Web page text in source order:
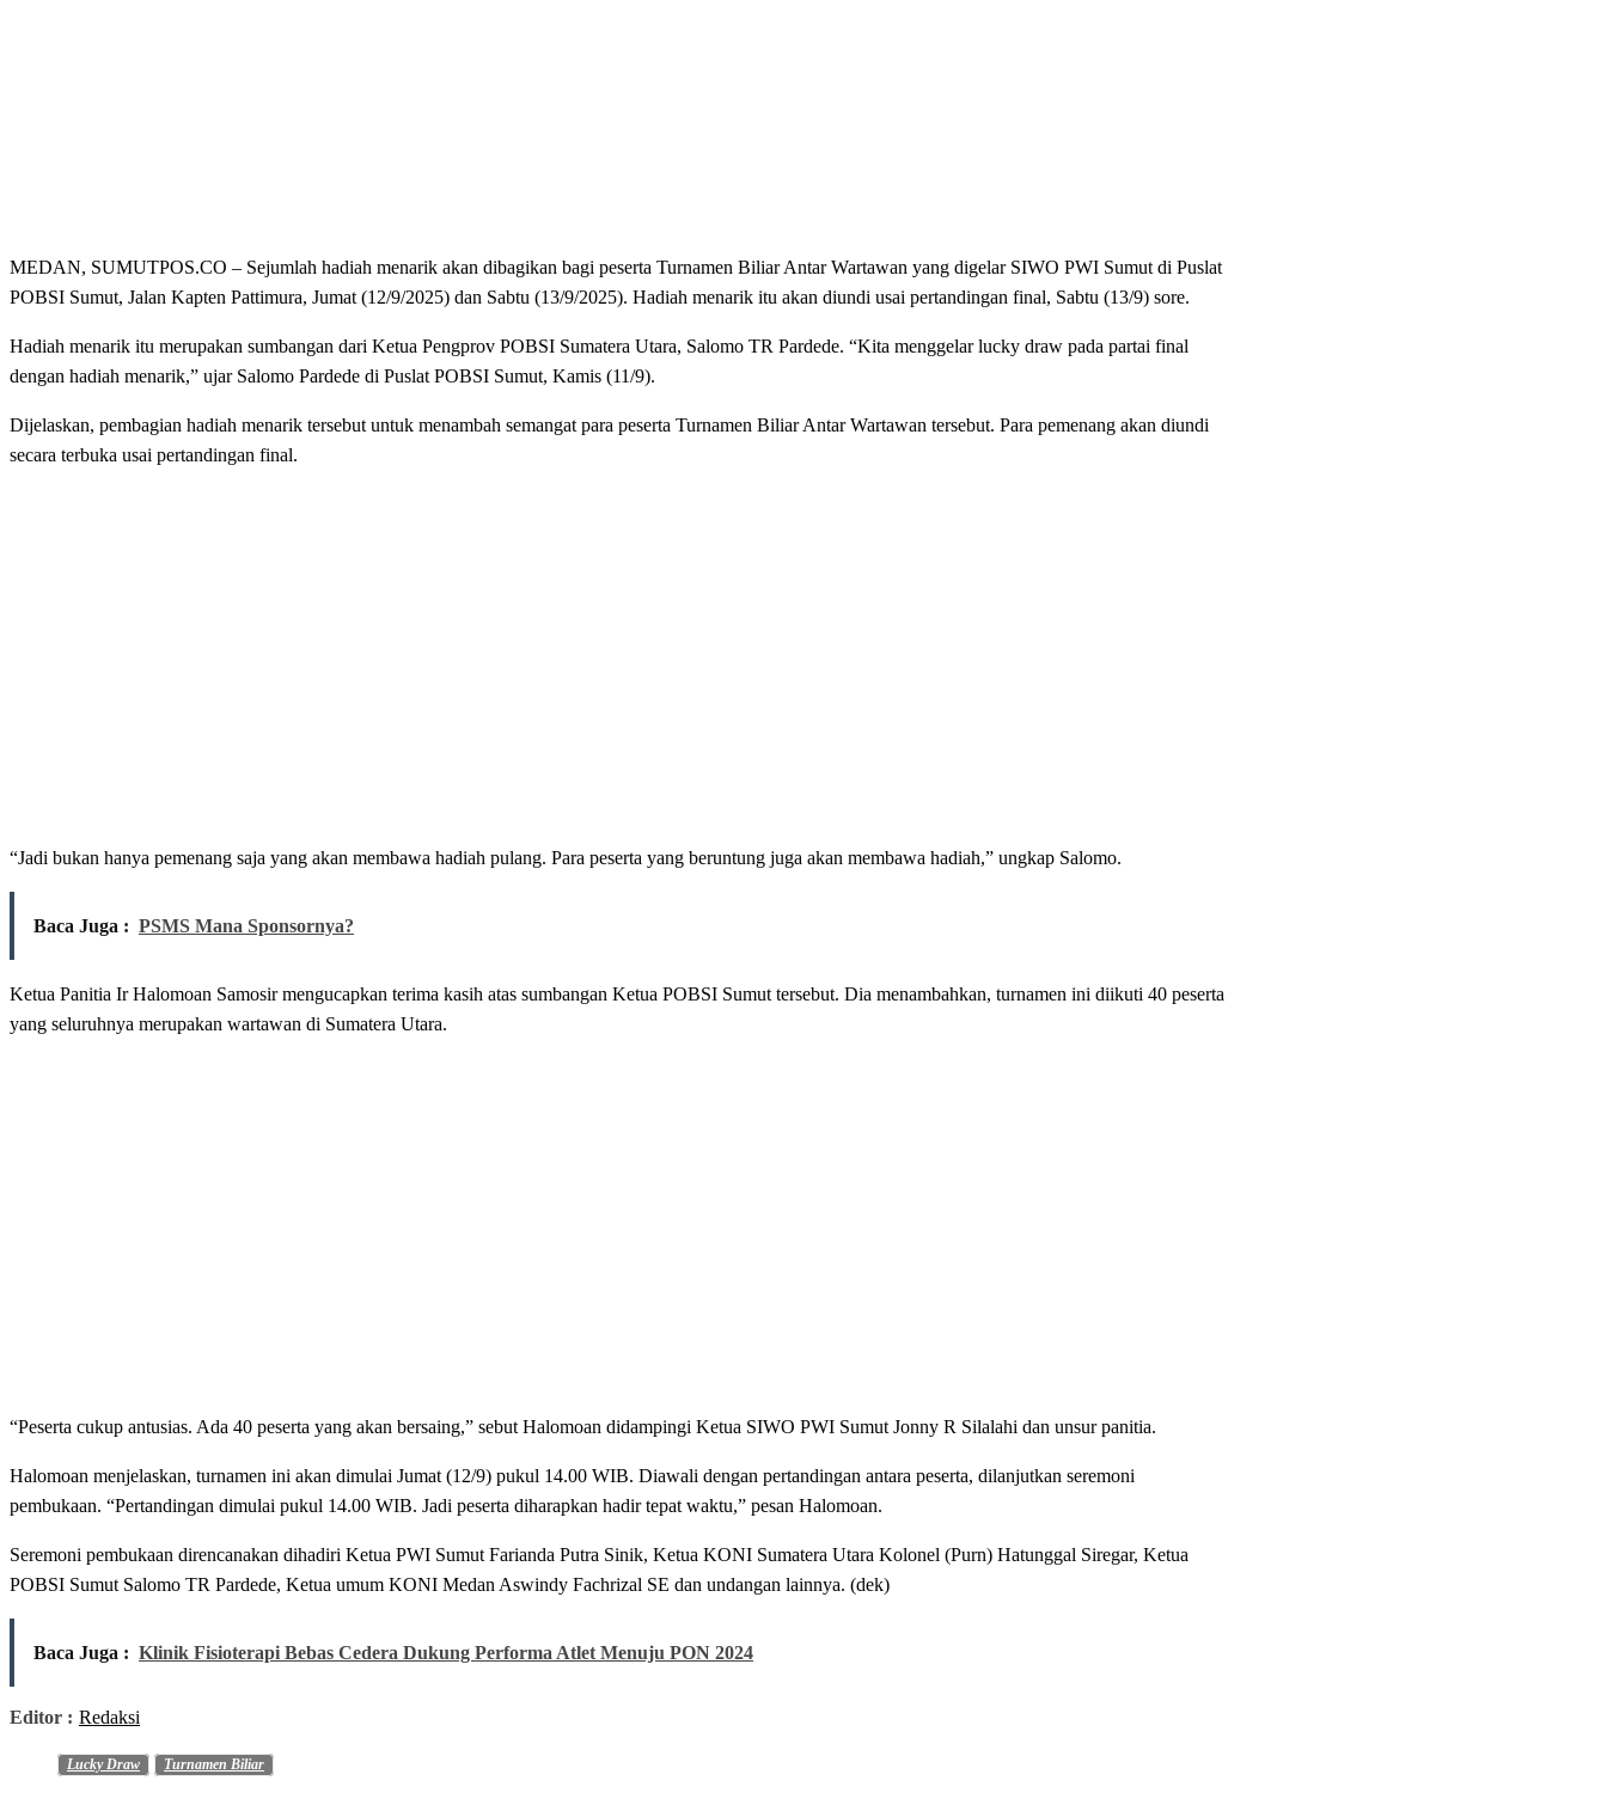
MEDAN, SUMUTPOS.CO – Sejumlah hadiah menarik akan dibagikan bagi peserta Turnamen Biliar Antar Wartawan yang digelar SIWO PWI Sumut di Puslat
POBSI Sumut, Jalan Kapten Pattimura, Jumat (12/9/2025) dan Sabtu (13/9/2025). Hadiah menarik itu akan diundi usai pertandingan final, Sabtu (13/9) sore.
Hadiah menarik itu merupakan sumbangan dari Ketua Pengprov POBSI Sumatera Utara, Salomo TR Pardede. “Kita menggelar lucky draw pada partai final
dengan hadiah menarik,” ujar Salomo Pardede di Puslat POBSI Sumut, Kamis (11/9).
Dijelaskan, pembagian hadiah menarik tersebut untuk menambah semangat para peserta Turnamen Biliar Antar Wartawan tersebut. Para pemenang akan diundi
secara terbuka usai pertandingan final.
“Jadi bukan hanya pemenang saja yang akan membawa hadiah pulang. Para peserta yang beruntung juga akan membawa hadiah,” ungkap Salomo.
Baca Juga : PSMS Mana Sponsornya?
Ketua Panitia Ir Halomoan Samosir mengucapkan terima kasih atas sumbangan Ketua POBSI Sumut tersebut. Dia menambahkan, turnamen ini diikuti 40 peserta
yang seluruhnya merupakan wartawan di Sumatera Utara.
“Peserta cukup antusias. Ada 40 peserta yang akan bersaing,” sebut Halomoan didampingi Ketua SIWO PWI Sumut Jonny R Silalahi dan unsur panitia.
Halomoan menjelaskan, turnamen ini akan dimulai Jumat (12/9) pukul 14.00 WIB. Diawali dengan pertandingan antara peserta, dilanjutkan seremoni
pembukaan. “Pertandingan dimulai pukul 14.00 WIB. Jadi peserta diharapkan hadir tepat waktu,” pesan Halomoan.
Seremoni pembukaan direncanakan dihadiri Ketua PWI Sumut Farianda Putra Sinik, Ketua KONI Sumatera Utara Kolonel (Purn) Hatunggal Siregar, Ketua
POBSI Sumut Salomo TR Pardede, Ketua umum KONI Medan Aswindy Fachrizal SE dan undangan lainnya. (dek)
Baca Juga : Klinik Fisioterapi Bebas Cedera Dukung Performa Atlet Menuju PON 2024
Editor : Redaksi
Lucky Draw Turnamen Biliar